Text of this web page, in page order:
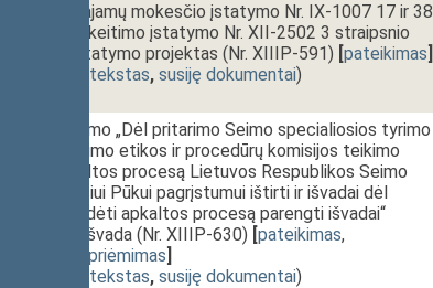
Gyventojų pajamų mokesčio įstatymo Nr. IX-1007 17 ir 38
straipsnių pakeitimo įstatymo Nr. XII-2502 3 straipsnio
pakeitimo įstatymo projektas (Nr. XIIIP-591) [pateikimas]
dokumento tekstas, susiję dokumentai)
Seimo nutarimo „Dėl pritarimo Seimo specialiosios tyrimo
komisijos Seimo etikos ir procedūrų komisijos teikimo
pradėti apkaltos procesą Lietuvos Respublikos Seimo
nariui Kęstučiui Pūkui pagrįstumui ištirti ir išvadai dėl
pagrindo pradėti apkaltos procesą parengti išvadai“
projektas + išvada (Nr. XIIIP-630) [pateikimas,
priėmimas]
dokumento tekstas, susiję dokumentai)